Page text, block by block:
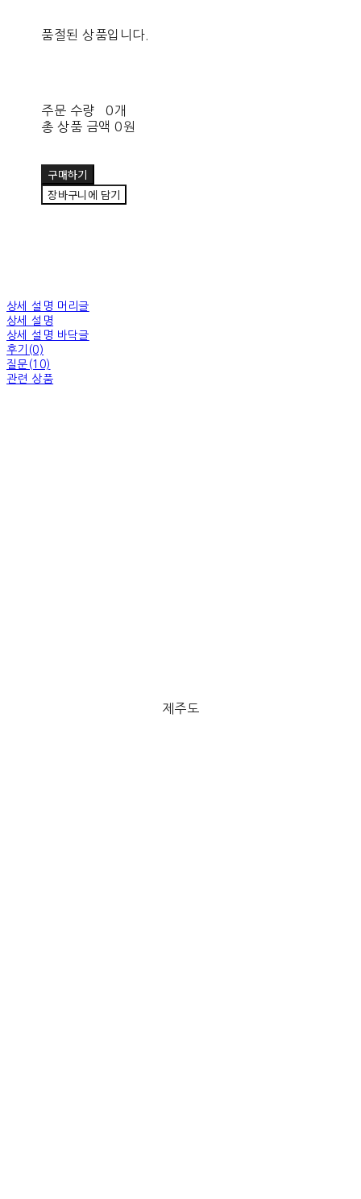
품절된 상품입니다.
주문 수량
0개
총 상품 금액 0원
구매하기
장바구니에 담기
상세 설명 머리글
상세 설명
상세 설명 바닥글
후기(0)
질문(10)
관련 상품
제주도